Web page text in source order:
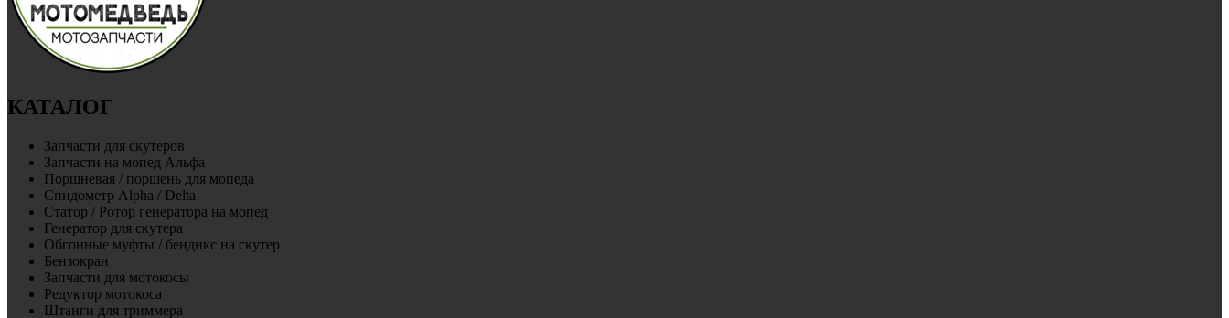
КАТАЛОГ
Запчасти для скутеров
Запчасти на мопед Альфа
Поршневая / поршень для мопеда
Спидометр Alpha / Delta
Статор / Ротор генератора на мопед
Генератор для скутера
Обгонные муфты / бендикс на скутер
Бензокран
Запчасти для мотокосы
Редуктор мотокоса
Штанги для триммера